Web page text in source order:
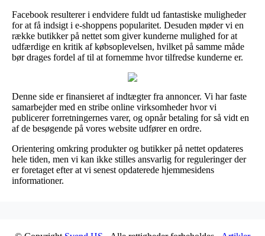
Facebook resulterer i endvidere fuldt ud fantastiske muligheder
for at få indsigt i e-shoppens popularitet. Desuden møder vi en
række butikker på nettet som giver kunderne mulighed for at
udfærdige en kritik af købsoplevelsen, hvilket på samme måde
bør drages fordel af til at fornemme hvor tilfredse kunderne er.
Denne side er finansieret af indtægter fra annoncer. Vi har faste
samarbejder med en stribe online virksomheder hvor vi
publicerer forretningernes varer, og opnår betaling for så vidt en
af de besøgende på vores website udfører en ordre.
Orientering omkring produkter og butikker på nettet opdateres
hele tiden, men vi kan ikke stilles ansvarlig for reguleringer der
er foretaget efter at vi senest opdaterede hjemmesidens
informationer.